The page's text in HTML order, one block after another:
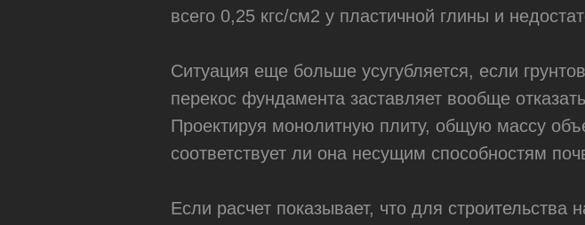
всего 0,25 кгс/см2 у пластичной глины и
Ситуация еще больше усугубляется, если
перекос фундамента заставляет вообще
Проектируя монолитную плиту, общую массу
соответствует ли она несущим способностям
Если расчет показывает, что для